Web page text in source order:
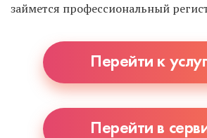
Минус второго способа — нужно
уточнять у ближайших МФЦ,
документы на регистрацию ИП, т.к.
делают.
займется профессиональный
Перейти к
Перейти в